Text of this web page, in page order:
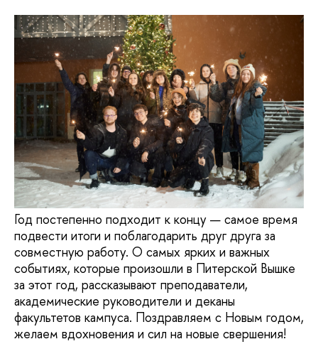
Год постепенно подходит к концу — самое время
подвести итоги и поблагодарить друг друга за
совместную работу. О самых ярких и важных
событиях, которые произошли в Питерской Вышке
за этот год, рассказывают преподаватели,
академические руководители и деканы
факультетов кампуса. Поздравляем с Новым годом,
желаем вдохновения и сил на новые свершения!